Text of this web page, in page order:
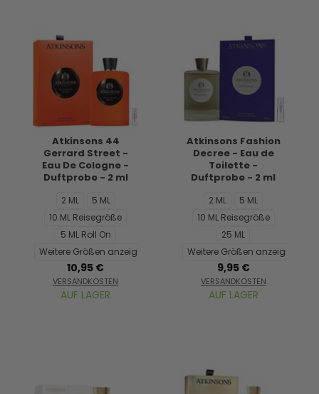
Atkinsons 44
Gerrard Street -
Eau De Cologne -
Duftprobe - 2 ml
2 ML
5 ML
10 ML Reisegröße
5 ML Roll On
Weitere Größen anzeigen...
10,95 €
VERSANDKOSTEN
AUF LAGER
Atkinsons Fashion
Decree - Eau de
Toilette -
Duftprobe - 2 ml
2 ML
5 ML
10 ML Reisegröße
25 ML
Weitere Größen anzeigen...
9,95 €
VERSANDKOSTEN
AUF LAGER